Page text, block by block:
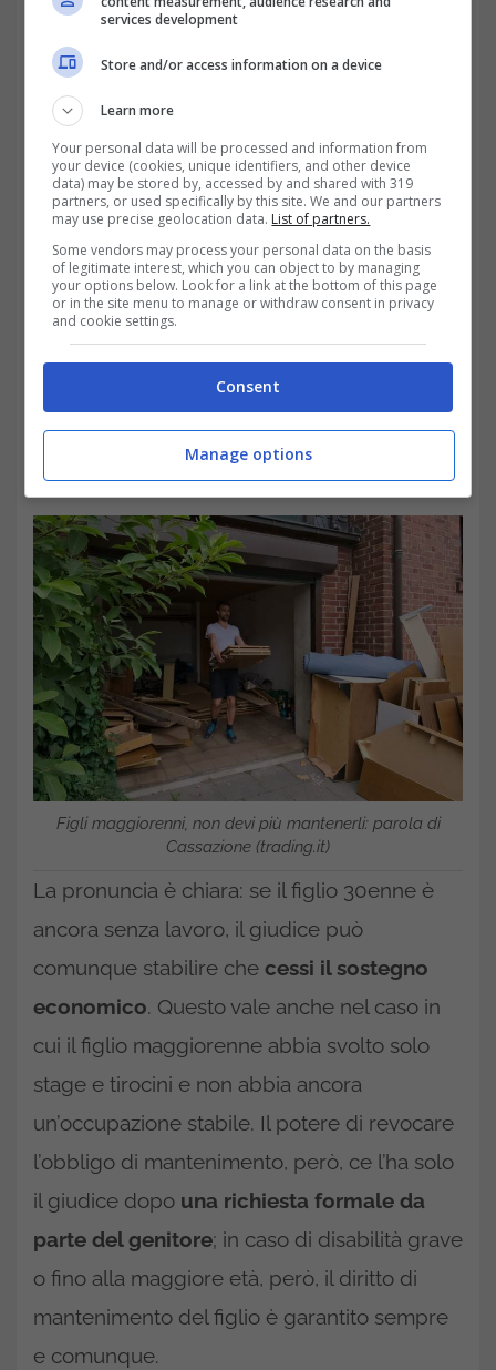
che per decidere se mantenere o se
revocare l’assegno di mantenimento ai figli il
primo criterio da considerare è quello
dell’età del figlio.
discriminante, in questo senso,
considerando ovviamente anche la capacità
di autosostentamento del ragazzo o della
ragazza: la regola vuole, però, che l’obbligo
di mantenimento non possa protrarsi oltre
certi limiti. Nel corso di quest’anno, la Corte
di Cassazione si è addirittura espressa in
merito a un caso specifico, quello diun
figlio 30enne disoccupato.
Figli maggiorenni, non devi più mantenerli: parola di
Cassazione (trading.it)
La pronuncia è chiara: se il figlio 30enne è
ancora senza lavoro, il giudice può
comunque stabilire che cessi il sostegno
economico. Questo vale anche nel caso in
cui il figlio maggiorenne abbia svolto solo
stage e tirocini e non abbia ancora
un’occupazione stabile. Il potere di revocare
l’obbligo di mantenimento, però, ce l’ha solo
il giudice dopo una richiesta formale da
parte del genitore; in caso di disabilità grave
o fino alla maggiore età, però, il diritto di
mantenimento del figlio è garantito sempre
e comunque.
services development
Store and/or access information on a device
Learn more
Your personal data will be processed and information from
your device (cookies, unique identifiers, and other device
data) may be stored by, accessed by and shared with 319
partners, or used specifically by this site. We and our partners
may use precise geolocation data. List of partners.
Some vendors may process your personal data on the basis
of legitimate interest, which you can object to by managing
your options below. Look for a link at the bottom of this page
or in the site menu to manage or withdraw consent in privacy
and cookie settings.
Consent
Manage options